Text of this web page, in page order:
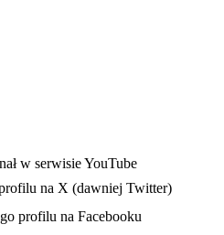
karcie
w serwisie YouTube
na X (dawniej Twitter)
karcie
profilu na Facebooku